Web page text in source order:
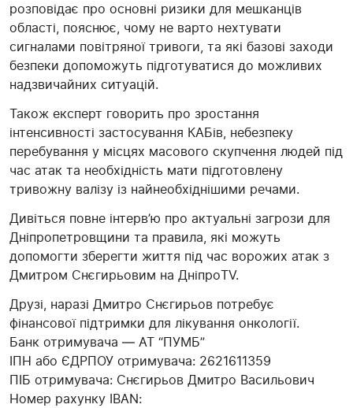
розповідає про основні ризики для мешканців
області, пояснює, чому не варто нехтувати
сигналами повітряної тривоги, та які базові заходи
безпеки допоможуть підготуватися до можливих
надзвичайних ситуацій.
Також експерт говорить про зростання
інтенсивності застосування КАБів, небезпеку
перебування у місцях масового скупчення людей під
час атак та необхідність мати підготовлену
тривожну валізу із найнеобхіднішими речами.
Дивіться повне інтерв’ю про актуальні загрози для
Дніпропетровщини та правила, які можуть
допомогти зберегти життя під час ворожих атак з
Дмитром Снєгирьовим на ДніпроTV.
Друзі, наразі Дмитро Снєгирьов потребує
фінансової підтримки для лікування онкології.
Банк отримувача — АТ “ПУМБ”
ІПН або ЄДРПОУ отримувача: 2621611359
ПІБ отримувача: Снєгирьов Дмитро Васильович
Номер рахунку IBAN: